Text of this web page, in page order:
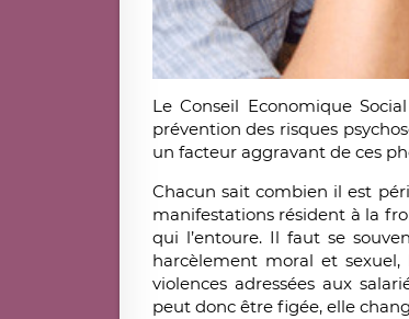
Le Conseil Economique
prévention des risques
un facteur aggravant de ces
Chacun sait combien il est
manifestations résident à la
qui l’entoure. Il faut se
harcèlement moral et sexuel,
violences adressées aux
peut donc être figée, elle